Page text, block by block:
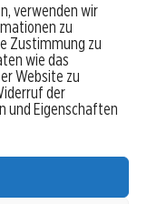
verwenden wir
zu
Zustimmung zu
wie das
Website zu
der
und Eigenschaften